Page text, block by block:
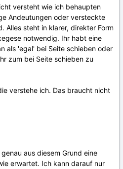
versteht wie ich behaupten
Andeutungen oder versteckte
Alles steht in klarer, direkter Form
notwendig. Ihr habt eine
als 'egal' bei Seite schieben oder
zum bei Seite schieben zu
verstehe ich. Das braucht nicht
aus diesem Grund eine
erwartet. Ich kann darauf nur